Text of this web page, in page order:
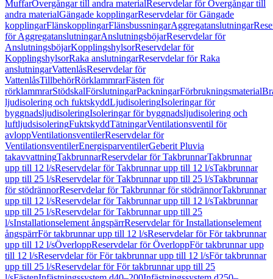
MuffarÖvergångar till andra materialReservdelar för Övergångar till
andra materialGängade kopplingarReservdelar för Gängade
kopplingarFlänskopplingarFlänsbussningarAggregatanslutningar
för AggregatanslutningarAnslutningsböjarReservdelar för
AnslutningsböjarKopplingshylsorReservdelar för
KopplingshylsorRaka anslutningarReservdelar för Raka
anslutningarVattenlåsReservdelar för
VattenlåsTillbehörRörklammrarFästen för
rörklammrarStödskalFörslutningarPackningarFörbrukningsmaterial
ljudisolering och fuktskyddLjudisoleringIsoleringar för
byggnadsljudisoleringIsoleringar för byggnadsljudisolering och
luftljudsisoleringFuktskyddTätningarVentilationsventil för
avloppVentilationsventilerReservdelar för
VentilationsventilerEnergisparventilerGeberit Pluvia
takavvattningTakbrunnarReservdelar för TakbrunnarTakbrunnar
upp till 12 l/sReservdelar för Takbrunnar upp till 12 l/sTakbrunnar
upp till 25 l/sReservdelar för Takbrunnar upp till 25 l/sTakbrunnar
för stödrännorReservdelar för Takbrunnar för stödrännorTakbrunnar
upp till 12 l/sReservdelar för Takbrunnar upp till 12 l/sTakbrunnar
upp till 25 l/sReservdelar för Takbrunnar upp till 25
l/sInstallationselement ångspärrReservdelar för Installationselement
ångspärrFör takbrunnar upp till 12 l/sReservdelar för För takbrunnar
upp till 12 l/sÖverloppReservdelar för ÖverloppFör takbrunnar upp
till 12 l/sReservdelar för För takbrunnar upp till 12 l/sFör takbrunnar
upp till 25 l/sReservdelar för För takbrunnar upp till 25